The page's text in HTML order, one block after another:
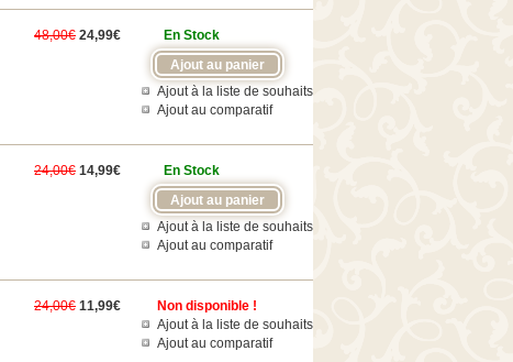
En Stock
Ajout à la liste de souhaits
Ajout au comparatif
48,00€ 24,99€
En Stock
Ajout à la liste de souhaits
Ajout au comparatif
24,00€ 14,99€
Non disponible !
Ajout à la liste de souhaits
Ajout au comparatif
24,00€ 11,99€